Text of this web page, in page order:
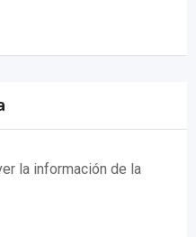
la información de la